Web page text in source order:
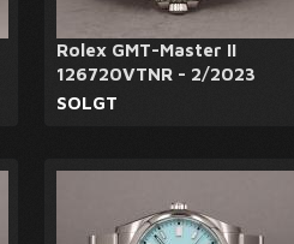
Rolex GMT-Master II
126720VTNR - 2/2023
SOLGT